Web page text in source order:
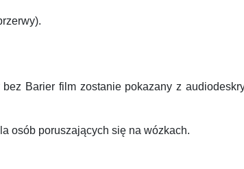
Barier film zostanie pokazany z
osób poruszających się na wózkach.